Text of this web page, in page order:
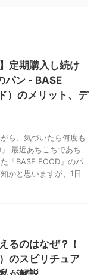
定期購入し続け
パン - BASE
）のメリット、デ
ら、気づいたら何度も
最近あちこちであち
「BASE FOOD」のパ
かと思いますが、1日
るのはなぜ？！
のスピリチュア